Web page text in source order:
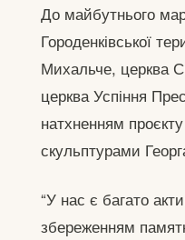
До майбутнього
Городенківської
Михальче, церква
церква Успіння
натхненням
скульптурами
“У нас є багато
збереженням